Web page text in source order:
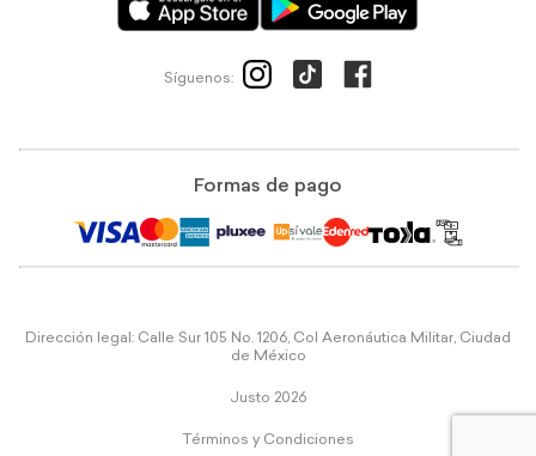
Síguenos:
Formas de pago
Dirección legal: Calle Sur 105 No. 1206, Col Aeronáutica Militar, Ciudad
de México
Justo 2026
Términos y Condiciones